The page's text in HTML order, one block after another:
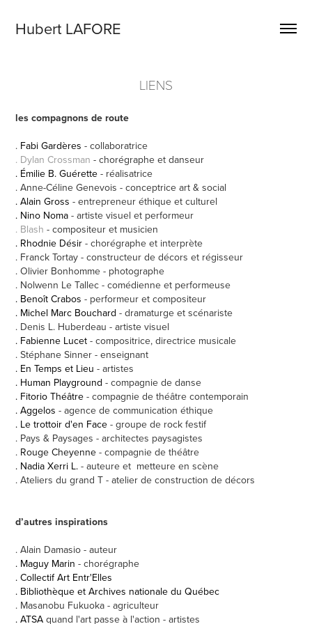
Hubert LAFORE
LIENS
les compagnons de route
. Fabi Gardères - collaboratrice
. Dylan Crossman - chorégraphe et danseur
. Émilie B. Guérette - réalisatrice
. Anne-Céline Genevois - conceptrice art & social
. Alain Gross - entrepreneur éthique et culturel
. Nino Noma - artiste visuel et performeur
. Blash - compositeur et musicien
. Rhodnie Désir -chorégraphe et interprète
. Franck Tortay - constructeur de décors et régisseur
. Olivier Bonhomme - photographe
. Nolwenn Le Tallec - comédienne et performeuse
. Benoît Crabos - performeur et compositeur
. Michel Marc Bouchard- dramaturge et scénariste
. Denis L. Huberdeau - artiste visuel
. Fabienne Lucet - compositrice, directrice musicale
. Stéphane Sinner - enseignant
. En Temps et Lieu - artistes
. Human Playground- compagnie de danse
. Fitorio Théâtre - compagnie de théâtre contemporain
. Aggelos - agence de communication éthique
. Le trottoir d'en Face - groupe de rock festif
. Pays & Paysages - architectes paysagistes
. Rouge Cheyenne - compagnie de théâtre
. Nadia Xerri L. - auteure et metteure en scène
.Ateliers du grand T - atelier de construction de décors
d’autres inspirations
. Alain Damasio - auteur
. Maguy Marin - chorégraphe
. Collectif Art Entr'Elles
. Bibliothèque et Archives nationale du Québec
. Masanobu Fukuoka - agriculteur
. ATSA quand l'art passe à l'action - artistes